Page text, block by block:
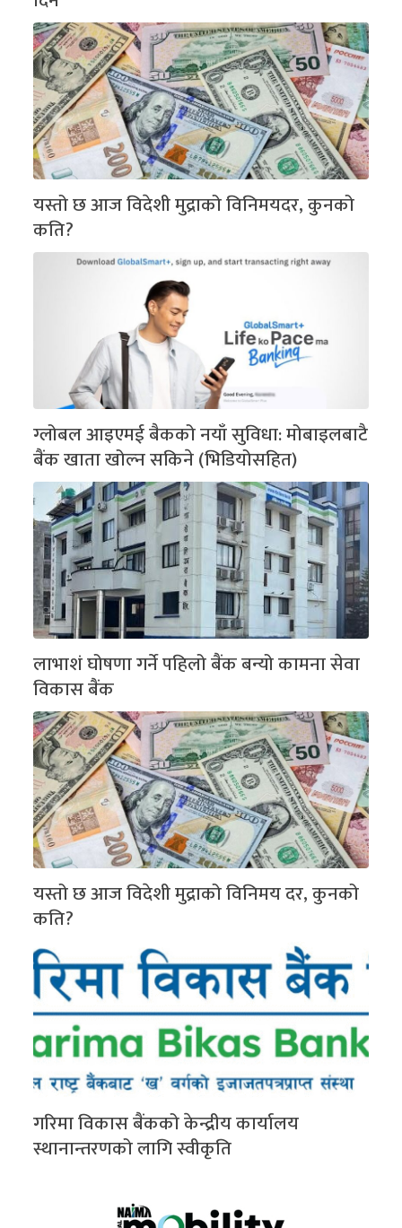
यस्तो छ आज विदेशी मुद्राको विनिमयदर, कुनको
कति?
ग्लोबल आइएमई बैकको नयाँ सुविधा: मोबाइलबाटै
बैंक खाता खोल्न सकिने (भिडियोसहित)
लाभाशं घोषणा गर्ने पहिलो बैंक बन्यो कामना सेवा
विकास बैंक
यस्तो छ आज विदेशी मुद्राको विनिमय दर, कुनको
कति?
गरिमा विकास बैंकको केन्द्रीय कार्यालय
स्थानान्तरणको लागि स्वीकृति